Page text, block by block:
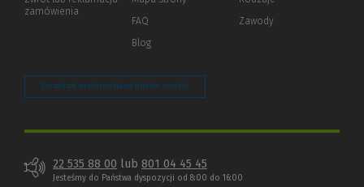
zamówienia
FAQ
Blog
Zawody
Zarządzaj preferencjami plików cookie
22 535 88 00 lub 801 04 45 45
Jesteśmy do Państwa dyspozycji od 8:00 do 16:00